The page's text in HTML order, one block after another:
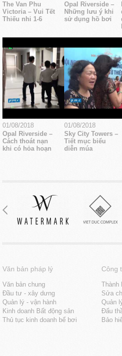
The Van Phu
Victoria – Vui Tết
Thiếu nhi 1-6
Opal Riverside –
Những lưu ý khi
sử dụng hồ bơi
01/08/2018
Opal Riverside –
Cách thoát nạn
khi có hỏa hoạn
01/08/2018
Sky City Towers –
Tiết mục biểu
diễn múa
Văn bản pháp lý
Văn bản chung
Đầu tư - xây dưng
Quản lý - vận hành
Kinh doanh Bất động sản
Thủ tục kinh doanh bể bơi
Công
Thành
Sửa
Quản
Đấu
Bảo